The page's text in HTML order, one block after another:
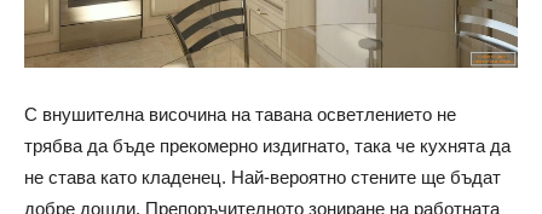
С внушителна височина на тавана осветлението не
трябва да бъде прекомерно издигнато, така че кухнята да
не става като кладенец. Най-вероятно стените ще бъдат
добре дошли. Препоръчителното зониране на работната